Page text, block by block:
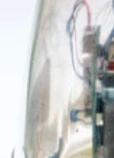
しかし、箱はiMac